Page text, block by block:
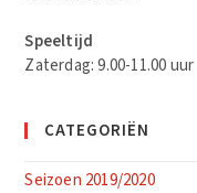
Speeltijd
Zaterdag: 9.00-11.00 uur
CATEGORIËN
Seizoen 2019/2020